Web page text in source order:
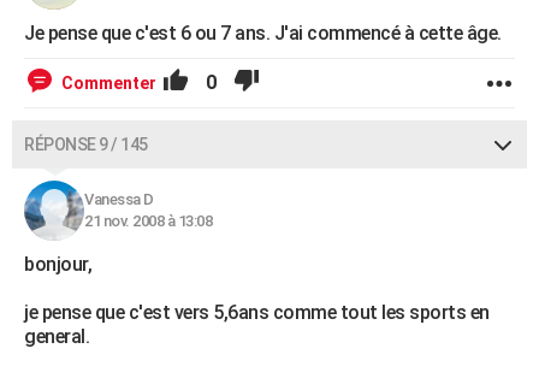
Je pense que c'est 6 ou 7 ans. J'ai commencé à cette âge.
Commenter 0
RÉPONSE 9 / 145
Vanessa D
21 nov. 2008 à 13:08
bonjour,
je pense que c'est vers 5,6ans comme tout les sports en
general.